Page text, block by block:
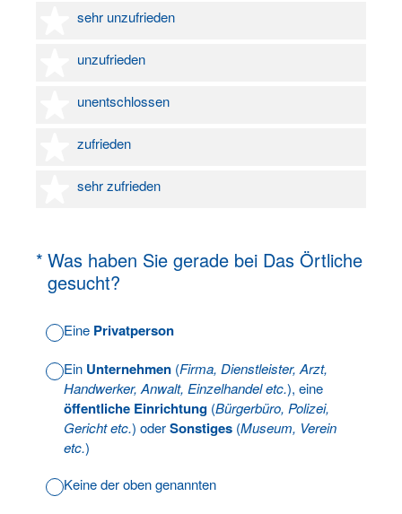
sehr unzufrieden
1 Stern
unzufrieden
2 Sterne
unentschlossen
3 Sterne
zufrieden
4 Sterne
sehr zufrieden
5 Sterne
* Was haben Sie gerade bei Das Örtliche
gesucht?
(Erforderlich.)
Eine Privatperson
Ein Unternehmen (Firma, Dienstleister, Arzt,
Handwerker, Anwalt, Einzelhandel etc.), eine
öffentliche Einrichtung (Bürgerbüro, Polizei,
Gericht etc.) oderSonstiges (Museum, Verein
etc.)
Keine der oben genannten